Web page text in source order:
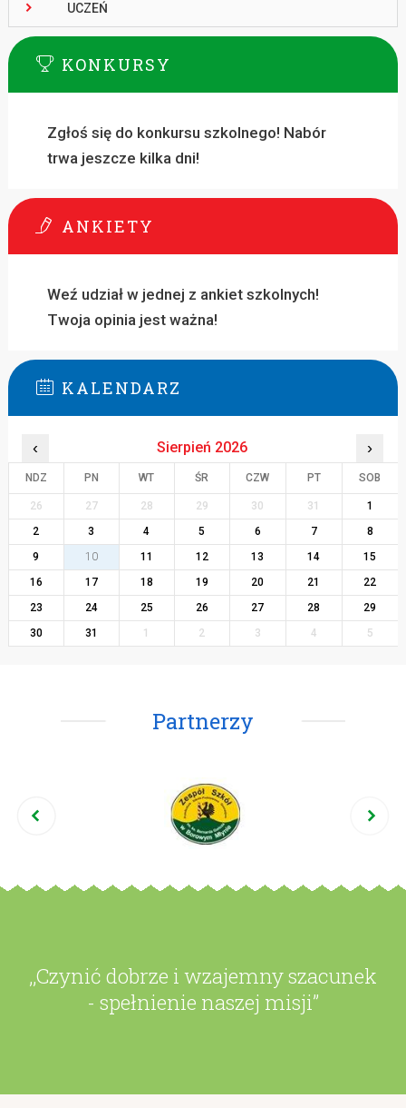
UCZEŃ
KONKURSY
Zgłoś się do konkursu szkolnego! Nabór
trwa jeszcze kilka dni!
ANKIETY
Weź udział w jednej z ankiet szkolnych!
Twoja opinia jest ważna!
KALENDARZ
‹ Sierpień 2026 ›
NDZ PN WT ŚR CZW PT SOB
26 27 28 29 30 31
1
2
3 4 5 6 7
8
9
10 11 12 13 14
15
16
17 18 19 20 21
22
23
24 25 26 27 28
29
30
31 1 2 3 4 5
Partnerzy
,,Czynić dobrze i wzajemny szacunek
- spełnienie naszej misji”